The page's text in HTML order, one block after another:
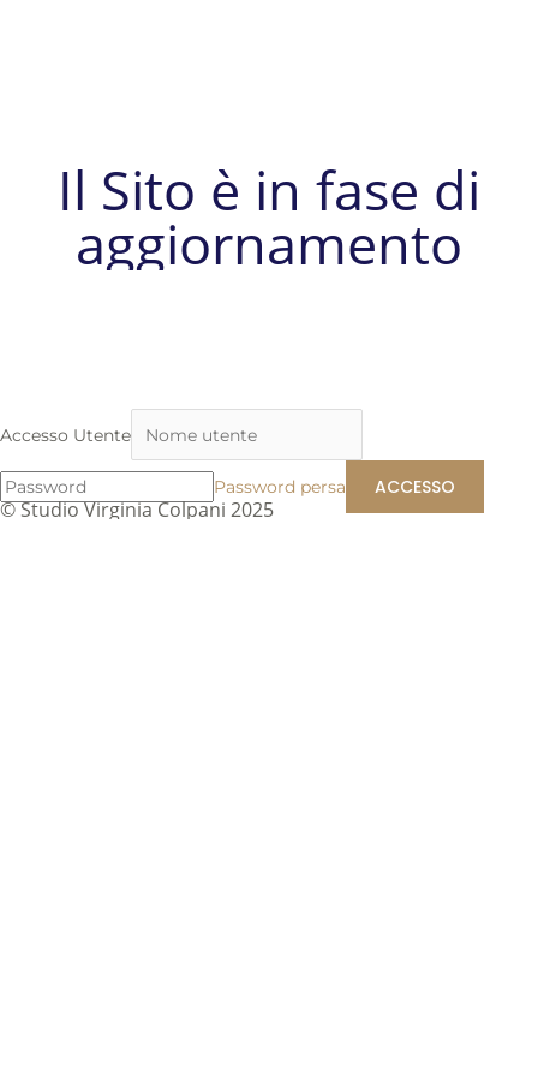
Il Sito è in fase di
aggiornamento
© Studio Virginia Colpani 2025
Accesso Utente
Password persa